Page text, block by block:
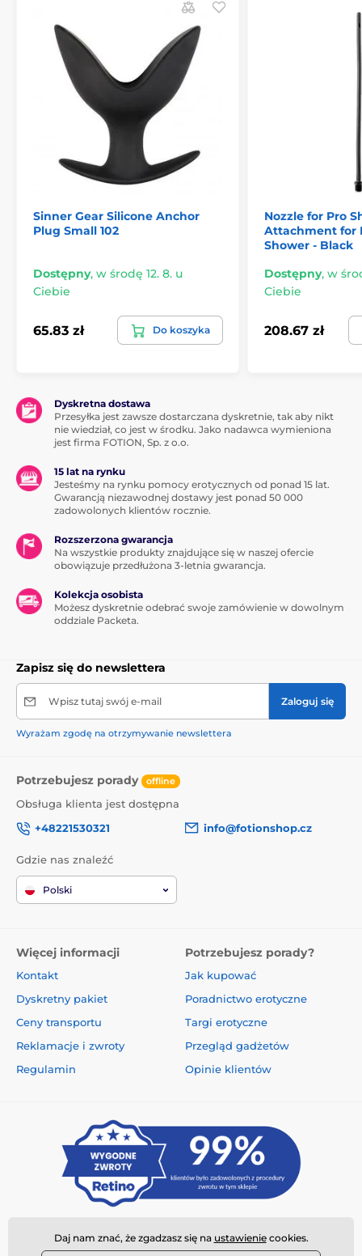
Sinner Gear Silicone Anchor
Plug Small 102
Dostępny, w środę 12. 8. u
Ciebie
65.83 zł Do koszyka
Nozzle for Pro
Attachment for
Shower - Black
Dostępny, w
Ciebie
208.67 zł
Dyskretna dostawa
Przesyłka jest zawsze dostarczana dyskretnie, tak aby nikt
nie wiedział, co jest w środku. Jako nadawca wymieniona
jest firma FOTION, Sp. z o.o.
15 lat na rynku
Jesteśmy na rynku pomocy erotycznych od ponad 15 lat.
Gwarancją niezawodnej dostawy jest ponad 50 000
zadowolonych klientów rocznie.
Rozszerzona gwarancja
Na wszystkie produkty znajdujące się w naszej ofercie
obowiązuje przedłużona 3-letnia gwarancja.
Kolekcja osobista
Możesz dyskretnie odebrać swoje zamówienie w dowolnym
oddziale Packeta.
Zapisz się do newslettera
Wpisz tutaj swój e-mail Zaloguj się
Wyrażam zgodę na otrzymywanie newslettera
Potrzebujesz porady offline
Obsługa klienta jest dostępna
+48221530321
info@fotionshop.cz
Gdzie nas znaleźć
Polski
Więcej informacji
Kontakt
Dyskretny pakiet
Ceny transportu
Reklamacje i zwroty
Regulamin
Potrzebujesz porady?
Jak kupować
Poradnictwo erotyczne
Targi erotyczne
Przegląd gadżetów
Opinie klientów
Daj nam znać, że zgadzasz się na ustawieniecookies.